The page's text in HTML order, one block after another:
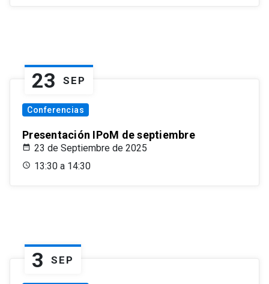
23 SEP
Conferencias
Presentación IPoM de septiembre
23 de Septiembre de 2025
13:30 a 14:30
3 SEP